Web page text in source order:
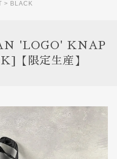
> BLACK
'LOGO' KNAP
【限定生産】